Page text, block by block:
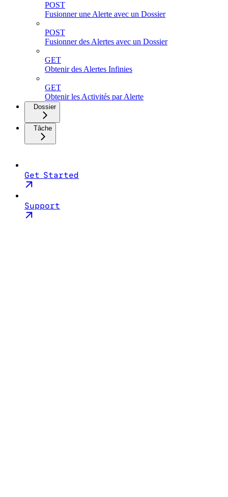
POST
Fusionner une Alerte avec un Dossier
POST
Fusionner des Alertes avec un Dossier
GET
Obtenir des Alertes Infinies
GET
Obtenir les Activités par Alerte
Dossier
Tâche
Get Started
Support